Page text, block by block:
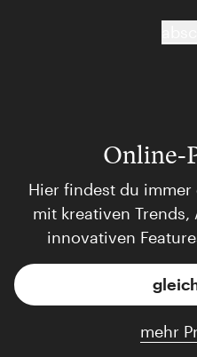
Online-
Hier findest du immer
mit kreativen
innovativen
mehr